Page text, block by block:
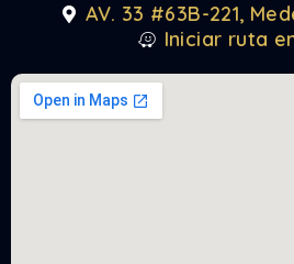
AV. 33 #63B-221,
Iniciar ruta